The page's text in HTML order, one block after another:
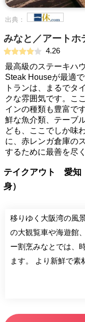
出典：
みなと／アートホ
4.26
最高級のステーキハ
Steak Houseが最適
トランは、まるでタ
クな雰囲気です。こ
インの種類も豊富で
鮮な魚介類、テーブ
ども、ここでしか味
に、赤レンガ倉庫の
するために最善を尽
テイクアウト 愛知
身）
移りゆく大阪湾の風
の大観覧車や海遊館
ー割烹みなとでは、
ます。 より新鮮で素
することも。 日本